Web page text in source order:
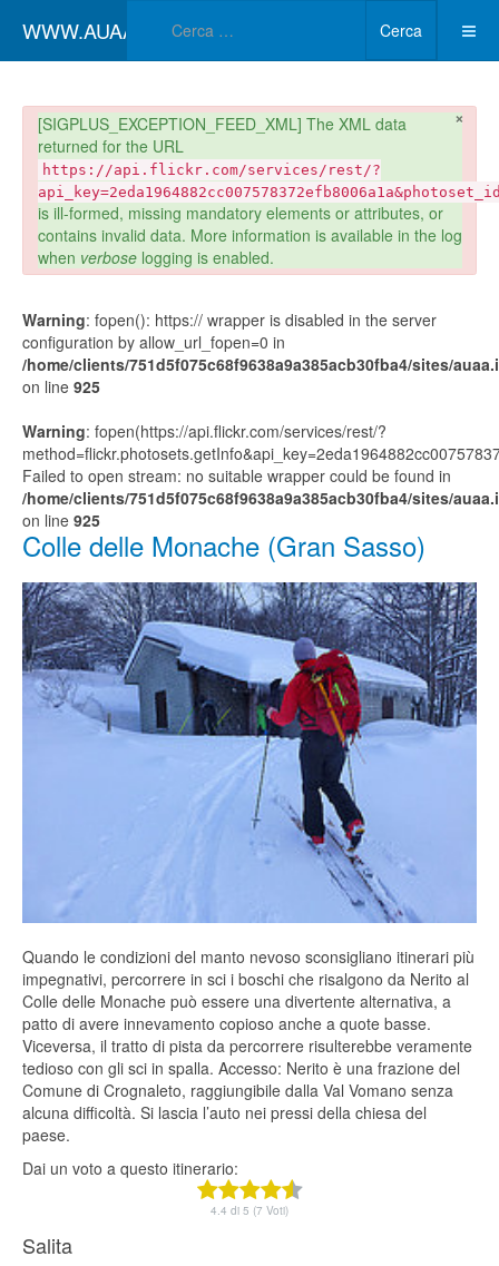
WWW.AUAA.IT
Cerca
×
danger
[SIGPLUS_EXCEPTION_FEED_XML] The XML data
returned for the URL
https://api.flickr.com/services/rest/?
is ill-formed, missing mandatory elements or attributes, or
contains invalid data. More information is available in the log
when verboselogging is enabled.
Warning: fopen(): https:// wrapper is disabled in the server
configuration by allow_url_fopen=0 in
/home/clients/751d5f075c68f9638a9a385acb30fba4/sites/
on line 925
Warning: fopen(https://api.flickr.com/services/rest/?
Failed to open stream: no suitable wrapper could be found in
/home/clients/751d5f075c68f9638a9a385acb30fba4/sites/
on line 925
Colle delle Monache (Gran Sasso)
Quando le condizioni del manto nevoso sconsigliano itinerari più
impegnativi, percorrere in sci i boschi che risalgono da Nerito al
Colle delle Monache può essere una divertente alternativa, a
patto di avere innevamento copioso anche a quote basse.
Viceversa, il tratto di pista da percorrere risulterebbe veramente
tedioso con gli sci in spalla. Accesso: Nerito è una frazione del
Comune di Crognaleto, raggiungibile dalla Val Vomano senza
alcuna difficoltà. Si lascia l’auto nei pressi della chiesa del
paese.
Dai un voto a questo itinerario:
4.4 di 5 (7 Voti)
Salita